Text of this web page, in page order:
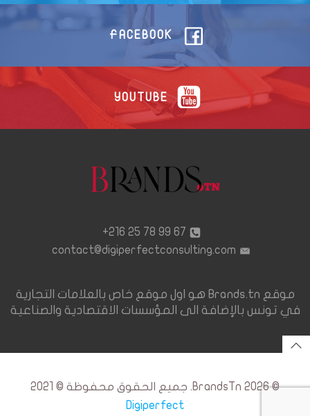
FACEBOOK
YOUTUBE
67 99 78 25 216+
contact@digiperfectconsulting.com
موقع Brands.tn هو اول موقع خاص بالعلامات التجارية
في تونس بالإضافة الى المؤسسات الاقتصادية والصناعية
© 2026 BrandsTn. جميع الحقوق محفوظة © 2021
Digiperfect